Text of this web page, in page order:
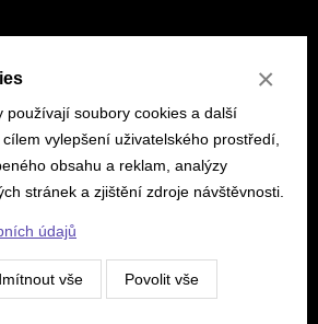
osobních údajů
používají soubory cookies a další
vylepšení uživatelského prostředí,
obsahu a reklam, analýzy
stránek a zjištění zdroje návštěvnosti.
údajů
vše Povolit vše
×